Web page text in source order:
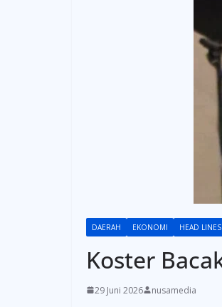
DAERAH EKONOMI HEAD LINES
Koster
29 Juni 2026 nusamedia